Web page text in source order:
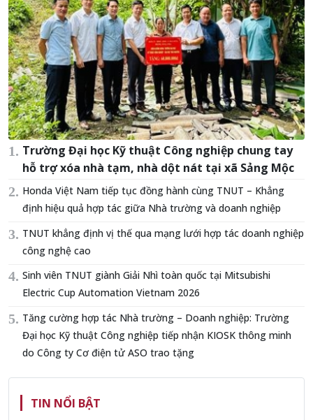
Trường Đại học Kỹ thuật Công nghiệp chung tay
hỗ trợ xóa nhà tạm, nhà dột nát tại xã Sảng Mộc
Honda Việt Nam tiếp tục đồng hành cùng TNUT – Khẳng
định hiệu quả hợp tác giữa Nhà trường và doanh nghiệp
TNUT khẳng định vị thế qua mạng lưới hợp tác doanh nghiệp
công nghệ cao
Sinh viên TNUT giành Giải Nhì toàn quốc tại Mitsubishi
Electric Cup Automation Vietnam 2026
Tăng cường hợp tác Nhà trường – Doanh nghiệp: Trường
Đại học Kỹ thuật Công nghiệp tiếp nhận KIOSK thông minh
do Công ty Cơ điện tử ASO trao tặng
TIN NỔI BẬT